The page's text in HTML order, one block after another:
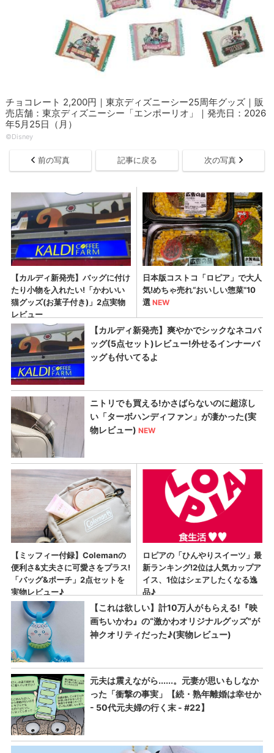
チョコレート 2,200円｜東京ディズニーシー25周年グッズ｜販
売店舗：東京ディズニーシー「エンポーリオ」｜発売日：2026
年5月25日（月）
©Disney
前の写真 記事に戻る 次の写真